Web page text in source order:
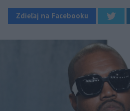
Zdieľaj na Facebooku